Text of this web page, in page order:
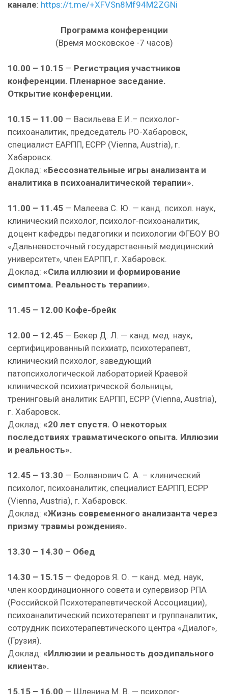
канале: https://t.me/+XFVSn8Mf94M2ZGNi
Программа конференции
(Время московское -7 часов)
10.00 – 10.15 — Регистрация участников
конференции. Пленарное заседание.
Открытие конференции.
10.15 – 11.00 — Васильева Е.И.– психолог-
психоаналитик, председатель РО-Хабаровск,
специалист ЕАРПП, ECPP (Vienna, Austria), г.
Хабаровск.
Доклад: «Бессознательные игры анализанта и
аналитика в психоаналитической терапии».
11.00 – 11.45 — Малеева С. Ю. — канд. психол. наук,
клинический психолог, психолог-психоаналитик,
доцент кафедры педагогики и психологии ФГБОУ ВО
«Дальневосточный государственный медицинский
университет», член ЕАРПП, г. Хабаровск.
Доклад: «Сила иллюзии и формирование
симптома. Реальность терапии».
11.45 – 12.00 Кофе-брейк
12.00 – 12.45 — Бекер Д. Л. — канд. мед. наук,
сертифицированный психиатр, психотерапевт,
клинический психолог, заведующий
патопсихологической лабораторией Краевой
клинической психиатрической больницы,
тренинговый аналитик ЕАРПП, ECPP (Vienna, Austria),
г. Хабаровск.
Доклад: «20 лет спустя. О некоторых
последствиях травматического опыта. Иллюзии
и реальность».
12.45 – 13.30 — Болванович С. А. – клинический
психолог, психоаналитик, специалист ЕАРПП, ECPP
(Vienna, Austria), г. Хабаровск.
Доклад: «Жизнь современного анализанта через
призму травмы рождения».
13.30 – 14.30 – Обед
14.30 – 15.15 — Федоров Я. О. — канд. мед. наук,
член координационного совета и супервизор РПА
(Российской Психотерапевтической Ассоциации),
психоаналитический психотерапевт и группаналитик,
сотрудник психотерапевтического центра «Диалог»,
(Грузия).
Доклад: «Иллюзии и реальность доэдипального
клиента».
15.15 – 16.00 — Шленина М. В. — психолог-